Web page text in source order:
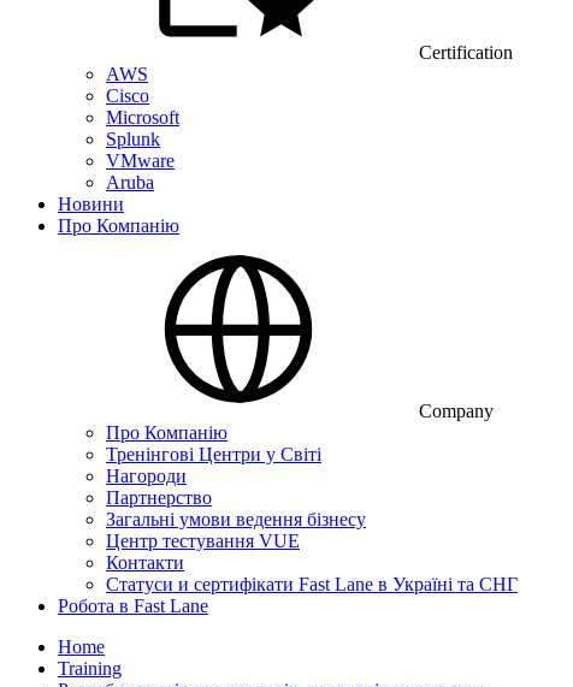
Certification
AWS
Cisco
Microsoft
Splunk
VMware
Aruba
Новини
Про Компанію
Company
Про Компанію
Тренінгові Центри у Світі
Нагороди
Партнерство
Загальні умови ведення бізнесу
Центр тестування VUE
Контакти
Статуси и сертифікати Fast Lane в Україні та СНГ
Робота в Fast Lane
Home
Training